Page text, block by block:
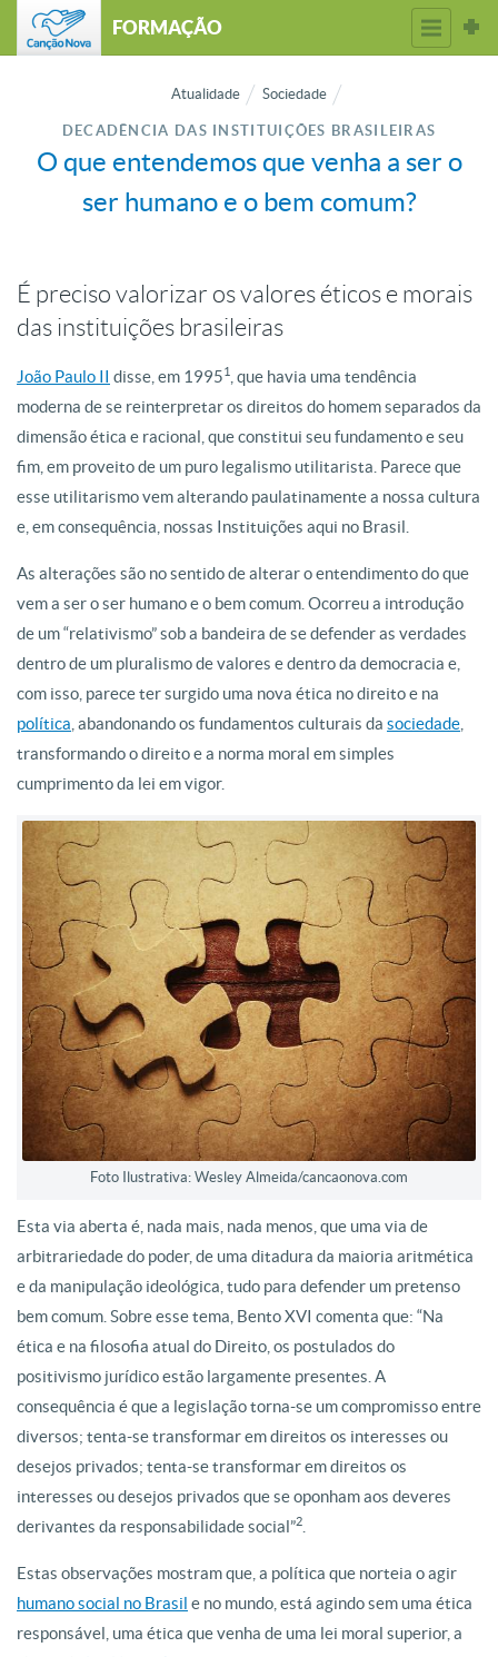
FORMAÇÃO
Atualidade Sociedade
DECADÊNCIA DAS INSTITUIÇÕES BRASILEIRAS
O que entendemos que venha a ser o
ser humano e o bem comum?
É preciso valorizar os valores éticos e morais
das instituições brasileiras
João Paulo II disse, em 19951
, que havia uma tendência
moderna de se reinterpretar os direitos do homem separados da
dimensão ética e racional, que constitui seu fundamento e seu
fim, em proveito de um puro legalismo utilitarista. Parece que
esse utilitarismo vem alterando paulatinamente a nossa cultura
e, em consequência, nossas Instituições aqui no Brasil.
As alterações são no sentido de alterar o entendimento do que
vem a ser o ser humano e o bem comum. Ocorreu a introdução
de um “relativismo” sob a bandeira de se defender as verdades
dentro de um pluralismo de valores e dentro da democracia e,
com isso, parece ter surgido uma nova ética no direito e na
política , abandonando os fundamentos culturais da sociedade
transformando o direito e a norma moral em simples
cumprimento da lei em vigor.
Foto Ilustrativa: Wesley Almeida/cancaonova.com
Esta via aberta é, nada mais, nada menos, que uma via de
arbitrariedade do poder, de uma ditadura da maioria aritmética
e da manipulação ideológica, tudo para defender um pretenso
bem comum. Sobre esse tema, Bento XVI comenta que: “Na
ética e na filosofia atual do Direito, os postulados do
positivismo jurídico estão largamente presentes. A
consequência é que a legislação torna-se um compromisso entre
diversos; tenta-se transformar em direitos os interesses ou
desejos privados; tenta-se transformar em direitos os
interesses ou desejos privados que se oponham aos deveres
derivantes da responsabilidade social”2
Estas observações mostram que, a política que norteia o agir
humano social no Brasil e no mundo, está agindo sem uma ética
responsável, uma ética que venha de uma lei moral superior, a